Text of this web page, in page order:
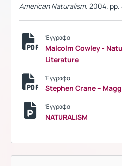
American Naturalism. 2004. pp.
Έγγραφα
Malcolm Cowley -
Literature
Έγγραφα
Stephen Crane –
Έγγραφα
NATURALISM